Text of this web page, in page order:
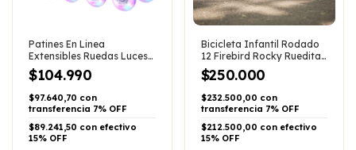
Patines En Linea
Extensibles Ruedas Luces
Led Niñas Niños Medium
21cm A 23.5cm 70 Mm Lila
$104.990
$97.640,70 con
transferencia 7% OFF
$89.241,50 con efectivo
15% OFF
Bicicleta Infantil Rodado
12 Firebird Rocky Rueditas
Estabil
$250.000
$232.500,00 con
transferencia 7% OFF
$212.500,00 con efectivo
15% OFF